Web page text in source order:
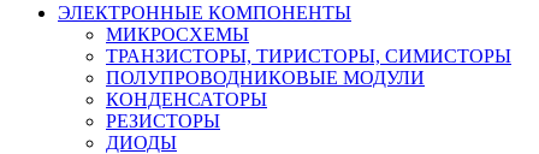
ЭЛЕКТРОННЫЕ КОМПОНЕНТЫ
МИКРОСХЕМЫ
ТРАНЗИСТОРЫ, ТИРИСТОРЫ, СИМИСТОРЫ
ПОЛУПРОВОДНИКОВЫЕ МОДУЛИ
КОНДЕНСАТОРЫ
РЕЗИСТОРЫ
ДИОДЫ